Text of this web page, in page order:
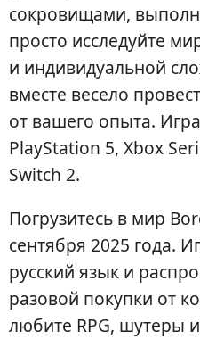
сокровищами,
просто исследуйте
и индивидуальной
вместе весело
от вашего опыта.
PlayStation 5, Xbox
Switch 2.
Погрузитесь в мир
сентября 2025 года.
русский язык и
разовой покупки от
любите RPG, шутеры